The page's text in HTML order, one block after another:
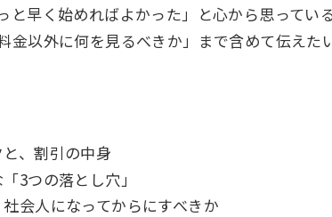
と早く始めればよかった」と心から思ってい
金以外に何を見るべきか」まで含めて伝えた
、割引の中身
3つの落とし穴」
会人になってからにすべきか